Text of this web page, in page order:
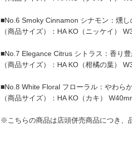
■No.6 Smoky Cinnamon シナモン：燻し
（商品サイズ）：HA KO（ニッケイ）
■No.7 Elegance Citrus シトラス：香り
（商品サイズ）：HA KO（柑橘の葉）
■No.8 White Floral フローラル：やわら
（商品サイズ）：HA KO（カキ）
※こちらの商品は店頭併売商品につき、